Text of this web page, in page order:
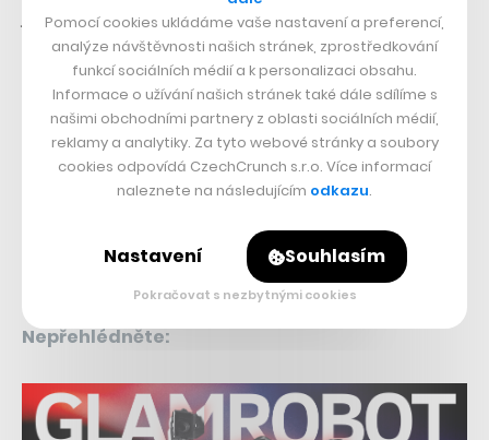
ještě větší relevantnosti díky tomu, že Česká republika
bude opět hostit mistrovství světa. Od 10. do 26. května
se Praha a Ostrava dostanou do centra pozornosti
hokejových fandů ze světa – a Češi věří, že některý z
cenných kovů doma získají. První zápas reprezentace
odehraje hned v úvodní den šampionátu, tedy v pátek,
Ve stejný den budou hrát i Slováci, akorát v ostravské
Nepřehlédněte:
Pomocí cookies ukládáme vaše nastavení a preferencí,
analýze návštěvnosti našich stránek, zprostředkování
funkcí sociálních médií a k personalizaci obsahu.
Informace o užívání našich stránek také dále sdílíme s
našimi obchodními partnery z oblasti sociálních médií,
reklamy a analytiky. Za tyto webové stránky a soubory
cookies odpovídá CzechCrunch s.r.o. Více informací
naleznete na následujícím odkazu.
Nastavení Souhlasím
Pokračovat s nezbytnými cookies